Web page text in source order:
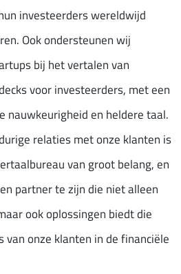
investeerders wereldwijd
Ook ondersteunen wij
bij het vertalen van
voor investeerders, met een
nauwkeurigheid en heldere taal.
relaties met onze klanten is
van groot belang, en
partner te zijn die niet alleen
ook oplossingen biedt die
van onze klanten in de financiële